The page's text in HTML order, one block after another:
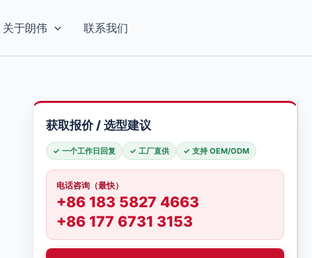
关于朗伟 联系我们
获取报价 / 选型建议
✓ 一个工作日回复 ✓ 工厂直供 ✓ 支持 OEM/ODM
电话咨询（最快）
+86 183 5827 4663
+86 177 6731 3153